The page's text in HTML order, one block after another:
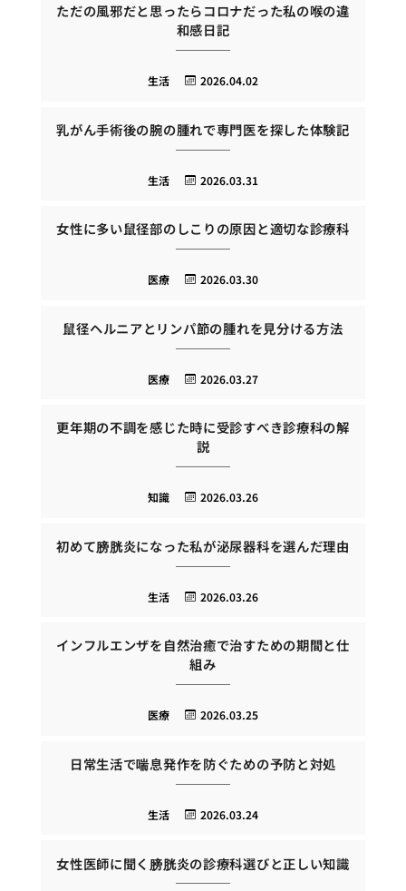
ただの風邪だと思ったらコロナだった私の喉の違
和感日記
2026.04.02
生活
乳がん手術後の腕の腫れで専門医を探した体験記
2026.03.31
生活
女性に多い鼠径部のしこりの原因と適切な診療科
2026.03.30
医療
鼠径ヘルニアとリンパ節の腫れを見分ける方法
2026.03.27
医療
更年期の不調を感じた時に受診すべき診療科の解
説
2026.03.26
知識
初めて膀胱炎になった私が泌尿器科を選んだ理由
2026.03.26
生活
インフルエンザを自然治癒で治すための期間と仕
組み
2026.03.25
医療
日常生活で喘息発作を防ぐための予防と対処
2026.03.24
生活
女性医師に聞く膀胱炎の診療科選びと正しい知識